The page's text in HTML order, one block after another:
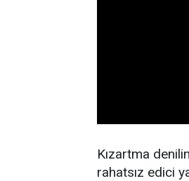
Kızartma
rahatsız edici